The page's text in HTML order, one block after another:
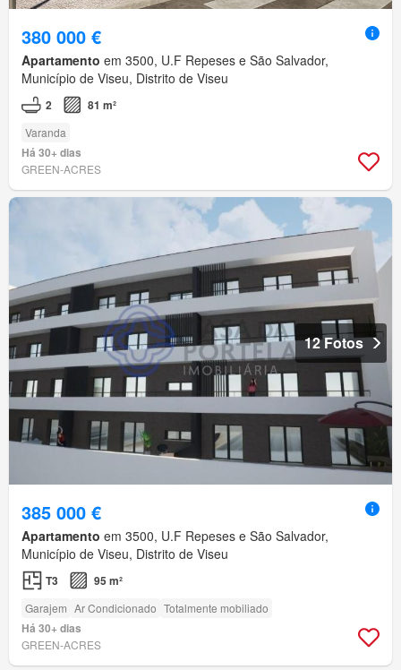
380 000 €
Apartamento em 3500, U.F Repeses e São Salvador,
Município de Viseu, Distrito de Viseu
2 81 m²
Varanda
Há 30+ dias
GREEN-ACRES
12 Fotos
385 000 €
Apartamento em 3500, U.F Repeses e São Salvador,
Município de Viseu, Distrito de Viseu
T3 95 m²
Garajem Ar Condicionado Totalmente mobiliado
Há 30+ dias
GREEN-ACRES